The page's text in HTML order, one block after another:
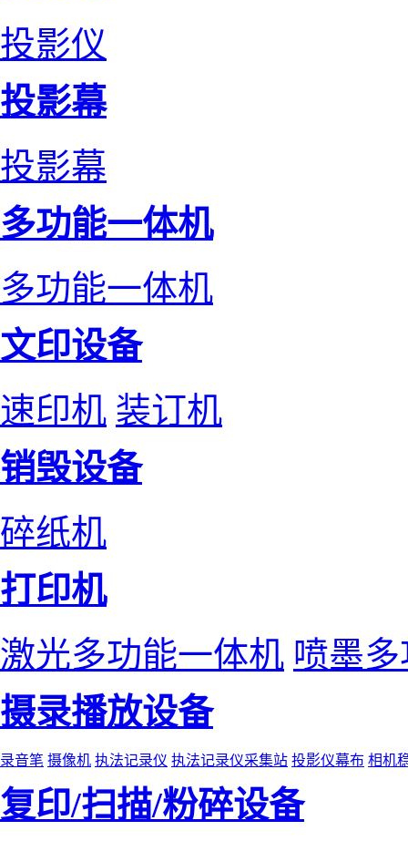
投影仪
投影幕
投影幕
多功能一体机
多功能一体机
文印设备
速印机 装订机
销毁设备
碎纸机
打印机
激光多功能一体机 喷墨
摄录播放设备
录音笔 摄像机 执法记录仪 执法记录仪采集站 投影仪幕布 相机
复印/扫描/粉碎设备